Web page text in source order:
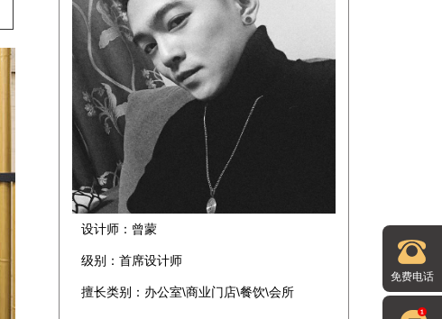
设计师：曾蒙
级别：首席设计师
擅长类别：办公室\商业门店\餐饮\会所
免费电话